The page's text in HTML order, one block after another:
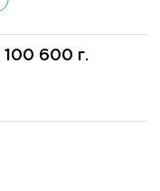
100 600 г.